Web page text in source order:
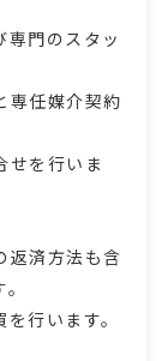
専門のスタッ
専任媒介契約
せを行いま
返済方法も含
行います。